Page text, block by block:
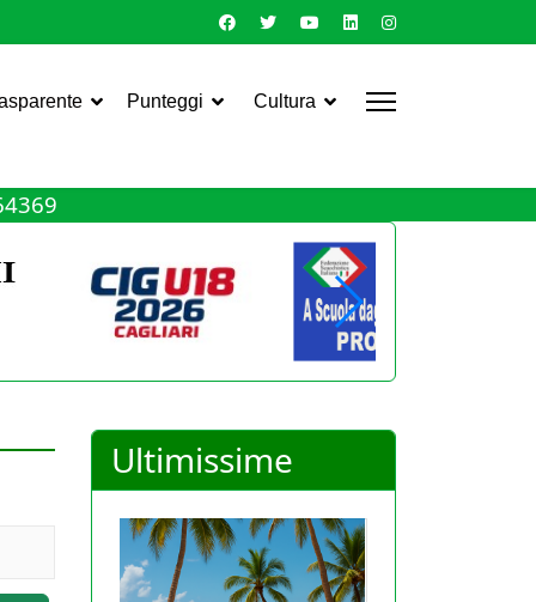
Punteggi Cultura
Ultimissime